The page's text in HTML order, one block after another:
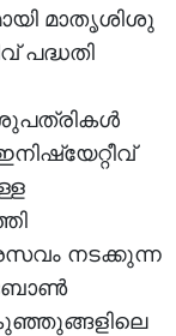
മാതൃശിശു
പദ്ധതി
നടക്കുന്ന
കുഞ്ഞുങ്ങളിലെ